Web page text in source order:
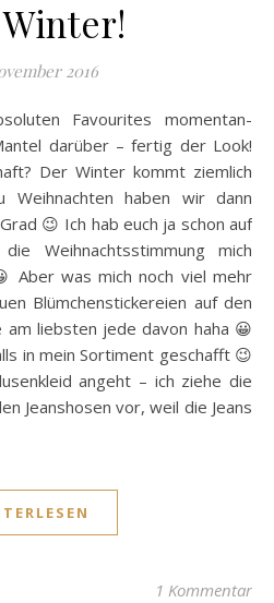
2016
darüber – fertig der Look!
Der Winter kommt ziemlich
haben wir dann
😉 Ich hab euch ja schon auf
Weihnachtsstimmung mich
Aber was mich noch viel mehr
Blümchenstickereien auf den
am liebsten jede davon haha 😀
in mein Sortiment geschafft 😉
angeht – ich ziehe die
Jeanshosen vor, weil die Jeans
1 Kommentar